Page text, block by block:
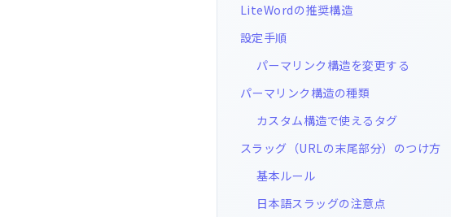
LiteWordの推奨構造
設定手順
パーマリンク構造を変更する
パーマリンク構造の種類
カスタム構造で使えるタグ
スラッグ（URLの末尾部分）のつけ方
基本ルール
日本語スラッグの注意点